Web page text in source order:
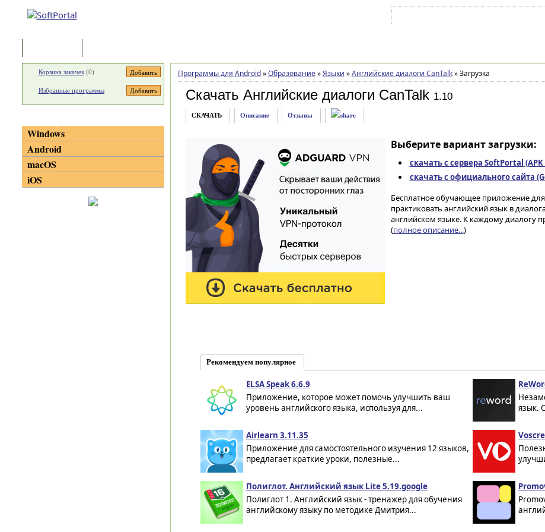
Программы для Android » Образование » Языки » Английские диалоги CanTalk »Загрузка
Скачать Английские диалоги CanTalk 1.10
СКАЧАТЬ Описание Отзывы
Выберите вариант загрузки:
скачать с сервера SoftPortal
скачать с официального сайта
Бесплатное обучающее приложение
практиковать английский язык в
английском языке. К каждому диалогу
(полное описание...)
Рекомендуем популярное
ELSA Speak 6.6.9
Приложение, которое может помочь улучшить ваш
уровень английского языка, используя для...
язык.
Airlearn 3.11.35
Приложение для самостоятельного изучения 12 языков,
предлагает краткие уроки, полезные...
Полиглот. Английский язык Lite 5.19.google
Полиглот 1. Английский язык - тренажер для обучения
английскому языку по методике Дмитрия...
Корзина закачек(0)
Избранные программы
Windows
Android
macOS
iOS